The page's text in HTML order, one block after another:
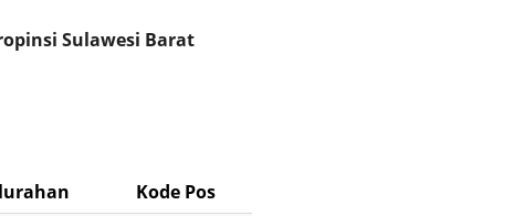
Sulawesi Barat
Kode Pos